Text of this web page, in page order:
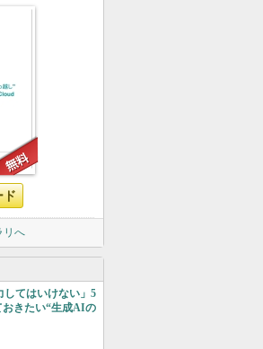
ド
リへ
してはいけない」5
きたい“生成AIの